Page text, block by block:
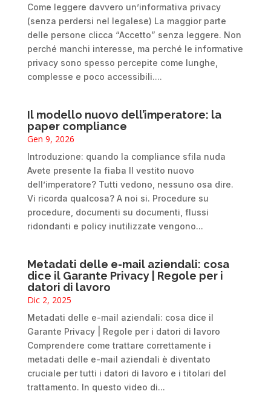
Come leggere davvero un’informativa privacy
(senza perdersi nel legalese) La maggior parte
delle persone clicca “Accetto” senza leggere. Non
perché manchi interesse, ma perché le informative
privacy sono spesso percepite come lunghe,
complesse e poco accessibili....
Il modello nuovo dell’imperatore: la
paper compliance
Gen 9, 2026
Introduzione: quando la compliance sfila nuda
Avete presente la fiaba Il vestito nuovo
dell’imperatore? Tutti vedono, nessuno osa dire.
Vi ricorda qualcosa? A noi si. Procedure su
procedure, documenti su documenti, flussi
ridondanti e policy inutilizzate vengono...
Metadati delle e-mail aziendali: cosa
dice il Garante Privacy | Regole per i
datori di lavoro
Dic 2, 2025
Metadati delle e-mail aziendali: cosa dice il
Garante Privacy | Regole per i datori di lavoro
Comprendere come trattare correttamente i
metadati delle e-mail aziendali è diventato
cruciale per tutti i datori di lavoro e i titolari del
trattamento. In questo video di...